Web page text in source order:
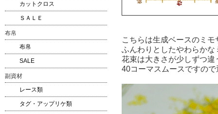
こちらは生成ベースのミ
ふんわりとしたやわらか
花束は大きさが少しずつ
40コーマスムースですの
カットクロス
ＳＡＬＥ
布帛
布帛
SALE
副資材
レース類
タグ・アップリケ類